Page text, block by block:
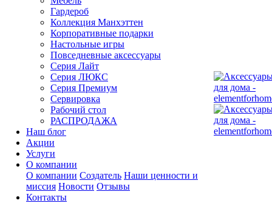
Гардероб
Коллекция Манхэттен
Корпоративные подарки
Настольные игры
Повседневные аксессуары
Серия Лайт
Серия ЛЮКС
Серия Премиум
Сервировка
Рабочий стол
РАСПРОДАЖА
Наш блог
Акции
Услуги
О компании
О компании Создатель Наши ценности и
миссия Новости Отзывы
Контакты